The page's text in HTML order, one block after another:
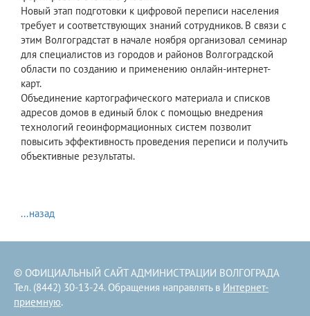
Новый этап подготовки к цифровой переписи населения
требует и соответствующих знаний сотрудников. В связи с
этим Волгоградстат в начале ноября организовал семинар
для специалистов из городов и районов Волгоградской
области по созданию и применению онлайн-интернет-
карт.
Объединение картографического материала и списков
адресов домов в единый блок с помощью внедрения
технологий геоинформационных систем позволит
повысить эффективность проведения переписи и получить
объективные результаты.
...назад
© ОФИЦИАЛЬНЫЙ САЙТ АДМИНИСТРАЦИИ ВОЛГОГРАДА
Тел. (8442) 30-13-24. Обращения направлять в Интернет-
приемную.